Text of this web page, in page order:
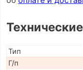
Тип
Г/п